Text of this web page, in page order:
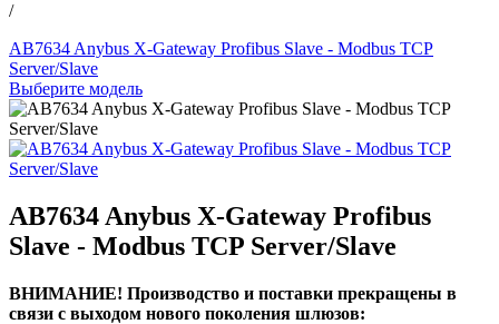
/
AB7634 Anybus X-Gateway Profibus Slave - Modbus TCP
Server/Slave
Выберите модель
AB7634 Anybus X-Gateway Profibus
Slave - Modbus TCP Server/Slave
ВНИМАНИЕ! Производство и поставки прекращены в
связи с выходом нового поколения шлюзов: